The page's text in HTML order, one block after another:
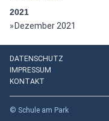
2021
Dezember 2021
DATENSCHUTZ
IMPRESSUM
KONTAKT
© Schule am Park